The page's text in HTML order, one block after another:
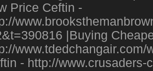
Price Ceftin -
|Buying
- http://